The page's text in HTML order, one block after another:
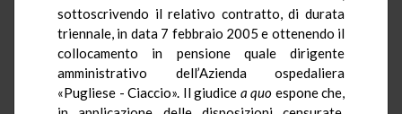
sottoscrivendo il relativo contratto, di durata
triennale, in data 7 febbraio 2005 e ottenendo il
collocamento in pensione quale dirigente
amministrativo dell’Azienda ospedaliera
«Pugliese - Ciaccio». Il giudice a quo espone che,